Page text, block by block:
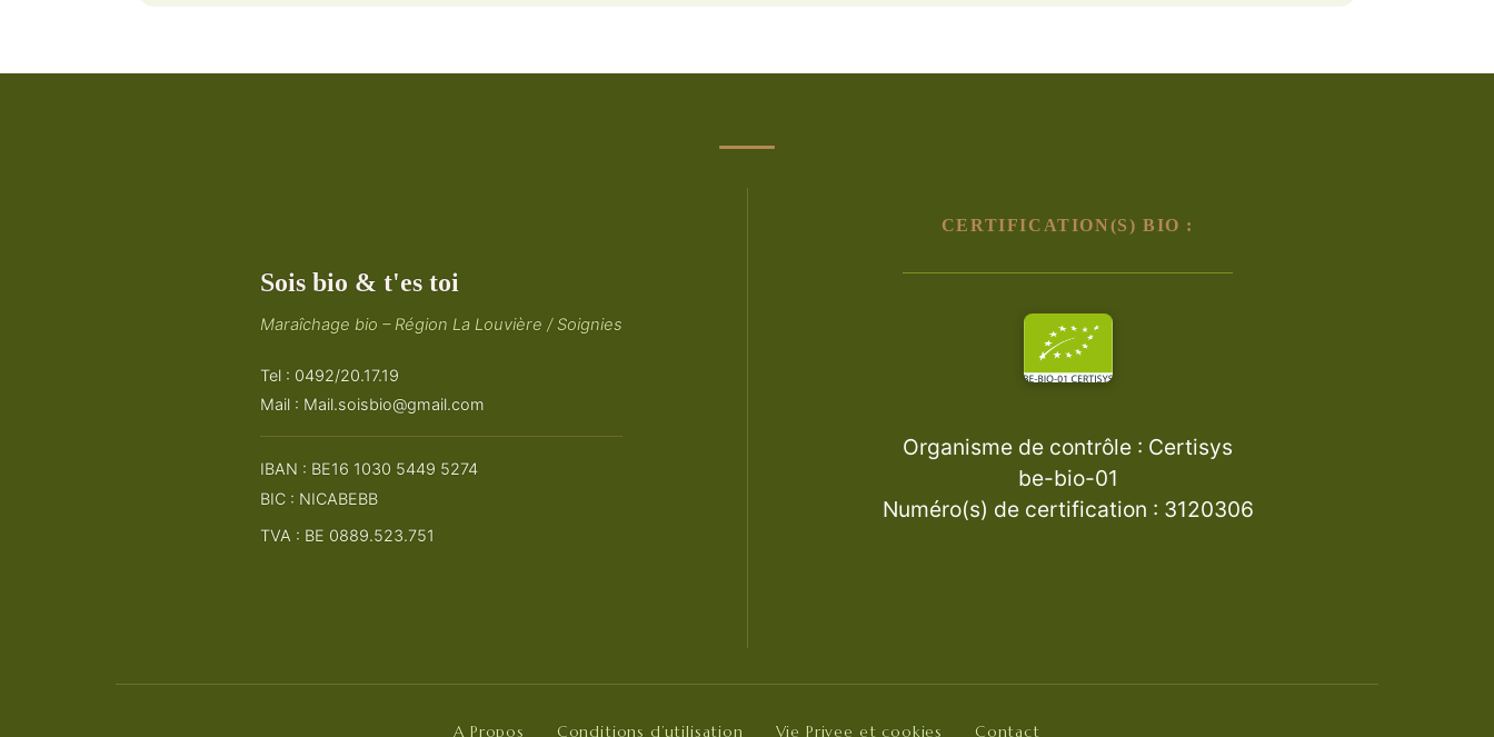
Sois bio & t'es toi
Maraîchage bio – Région La Louvière / Soignies
Tel : 0492/20.17.19
Mail : Mail.soisbio@gmail.com
IBAN : BE16 1030 5449 5274
BIC : NICABEBB
TVA : BE 0889.523.751
CERTIFICATION(S) BIO :
Organisme de contrôle : Certisys
be-bio-01
Numéro(s) de certification : 3120306
A Propos Conditions d’utilisation Vie Privee et cookies Contact